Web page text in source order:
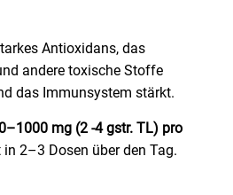
Antioxidans, das
andere toxische Stoffe
das Immunsystem stärkt.
mg (2 -4 gstr. TL) pro
2–3 Dosen über den Tag.